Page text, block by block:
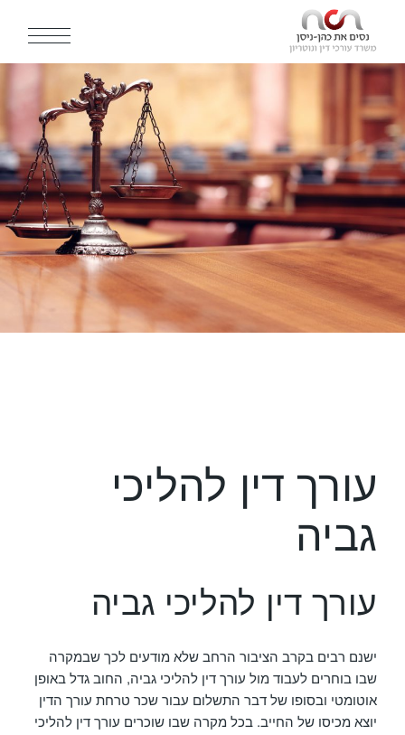
content
עורך דין להליכי
גביה
עורך דין להליכי גביה
ישנם רבים בקרב הציבור הרחב שלא מודעים לכך שבמקרה
שבו בוחרים לעבוד מול עורך דין להליכי גביה, החוב גדל באופן
אוטומטי ובסופו של דבר התשלום עבור שכר טרחת עורך הדין
יוצא מכיסו של החייב. בכל מקרה שבו שוכרים עורך דין להליכי